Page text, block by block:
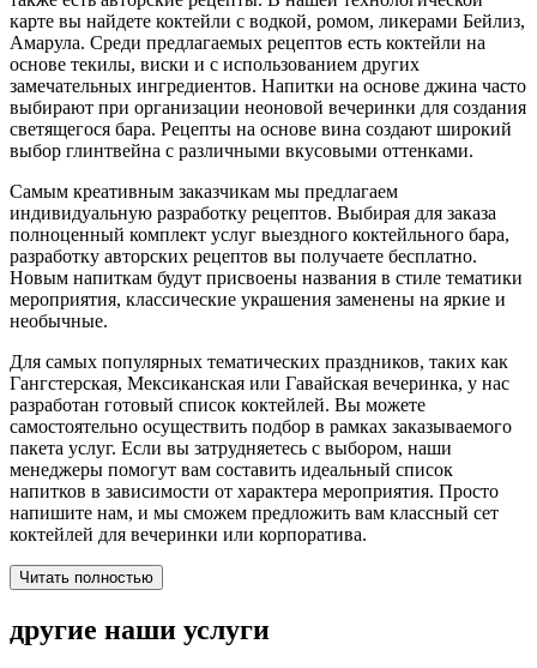
карте вы найдете коктейли с водкой, ромом, ликерами Бейлиз,
Амарула. Среди предлагаемых рецептов есть коктейли на
основе текилы, виски и с использованием других
замечательных ингредиентов. Напитки на основе джина часто
выбирают при организации неоновой вечеринки для создания
светящегося бара. Рецепты на основе вина создают широкий
выбор глинтвейна с различными вкусовыми оттенками.
Самым креативным заказчикам мы предлагаем
индивидуальную разработку рецептов. Выбирая для заказа
полноценный комплект услуг выездного коктейльного бара,
разработку авторских рецептов вы получаете бесплатно.
Новым напиткам будут присвоены названия в стиле тематики
мероприятия, классические украшения заменены на яркие и
необычные.
Для самых популярных тематических праздников, таких как
Гангстерская, Мексиканская или Гавайская вечеринка, у нас
разработан готовый список коктейлей. Вы можете
самостоятельно осуществить подбор в рамках заказываемого
пакета услуг. Если вы затрудняетесь с выбором, наши
менеджеры помогут вам составить идеальный список
напитков в зависимости от характера мероприятия. Просто
напишите нам, и мы сможем предложить вам классный сет
коктейлей для вечеринки или корпоратива.
Читать полностью
другие наши услуги